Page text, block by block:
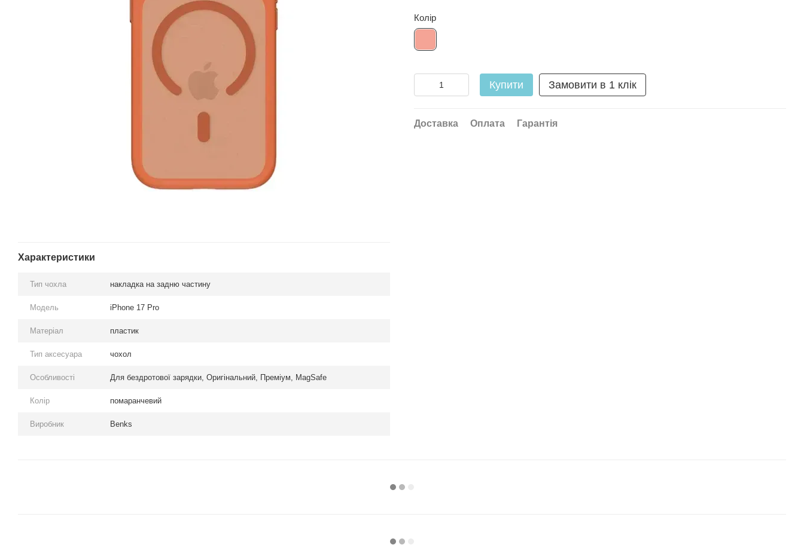
Характеристики
Тип чохла накладка на задню частину
Модель iPhone 17 Pro
Матеріал пластик
Тип аксесуара чохол
Особливості Для бездротової зарядки, Оригінальний, Преміум, MagSafe
Колір помаранчевий
Виробник Benks
Колір
Купити Замовити в 1 клік
Доставка Оплата Гарантія